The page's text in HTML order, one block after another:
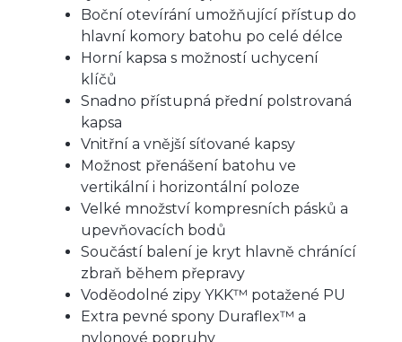
Boční otevírání umožňující přístup do
hlavní komory batohu po celé délce
Horní kapsa s možností uchycení
klíčů
Snadno přístupná přední polstrovaná
kapsa
Vnitřní a vnější síťované kapsy
Možnost přenášení batohu ve
vertikální i horizontální poloze
Velké množství kompresních pásků a
upevňovacích bodů
Součástí balení je kryt hlavně chránící
zbraň během přepravy
Voděodolné zipy YKK™ potažené PU
Extra pevné spony Duraflex™ a
nylonové popruhy